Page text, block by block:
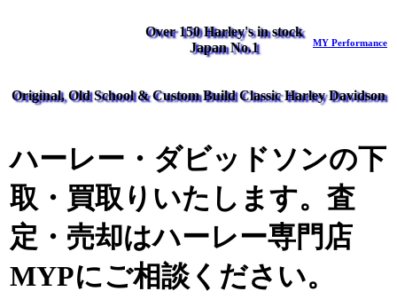
Over 150 Harley's in stock
Japan No.1
MY Performance
Original, Old School & Custom Build Classic Harley Davidson
ハーレー・ダビッドソンの下
取・買取りいたします。査
定・売却はハーレー専門店
MYPにご相談ください。